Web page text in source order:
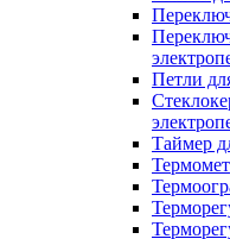
Петли
Таймер